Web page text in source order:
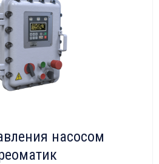
насосом